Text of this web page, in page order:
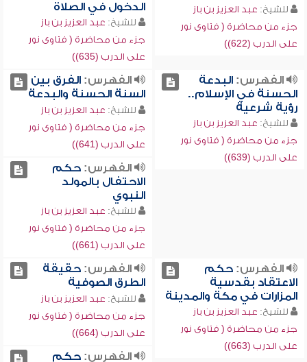
للشيخ: عبد العزيز بن باز
جزء من محاضرة ( فتاوى نور
على الدرب (622))
الدخول في الصلاة
للشيخ: عبد العزيز بن باز
جزء من محاضرة ( فتاوى نور
على الدرب (635))
الفهرس:البدعة
الحسنة في الإسلام..
رؤية شرعية
للشيخ: عبد العزيز بن باز
جزء من محاضرة ( فتاوى نور
على الدرب (639))
الفهرس:الفرق بين
السنة الحسنة والبدعة
للشيخ: عبد العزيز بن باز
جزء من محاضرة ( فتاوى نور
على الدرب (641))
الفهرس:حكم
الاحتفال بالمولد
النبوي
للشيخ: عبد العزيز بن باز
جزء من محاضرة ( فتاوى نور
على الدرب (661))
الفهرس:حكم
الاعتقاد بقدسية
المزارات في مكة والمدينة
للشيخ: عبد العزيز بن باز
جزء من محاضرة ( فتاوى نور
على الدرب (663))
الفهرس:حقيقة
الطرق الصوفية
للشيخ: عبد العزيز بن باز
جزء من محاضرة ( فتاوى نور
على الدرب (664))
الفهرس:حكم